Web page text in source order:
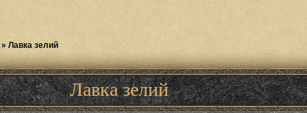
» Лавка зелий
Лавка зелий